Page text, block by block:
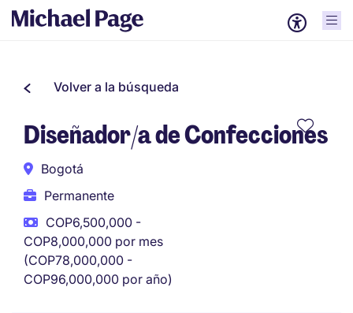
Volver a la búsqueda
Diseñador/a de Confecciones
Bogotá
Permanente
COP6,500,000 -
COP8,000,000 por mes
(COP78,000,000 -
COP96,000,000 por año)